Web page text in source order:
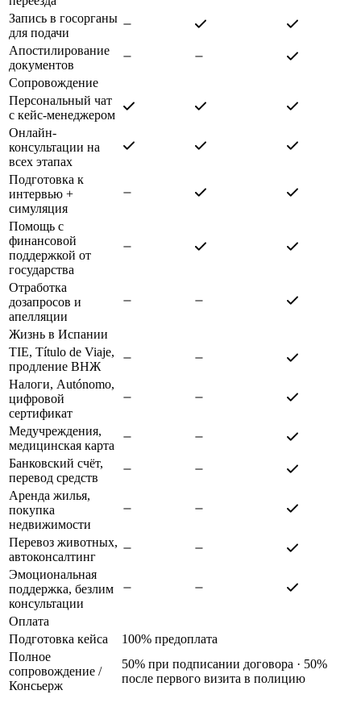
Запись в госорганы
для подачи
Апостилирование
документов
Сопровождение
Персональный чат
с кейс-менеджером
Онлайн-
консультации на
всех этапах
Подготовка к
интервью +
симуляция
Помощь с
финансовой
поддержкой от
государства
Отработка
дозапросов и
апелляции
Жизнь в Испании
TIE, Título de Viaje,
продление ВНЖ
Налоги, Autónomo,
цифровой
сертификат
Медучреждения,
медицинская карта
Банковский счёт,
перевод средств
Аренда жилья,
покупка
недвижимости
Перевоз животных,
автоконсалтинг
Эмоциональная
поддержка, безлим
консультации
Оплата
Подготовка кейса
100% предоплата
Полное
сопровождение /
Консьерж
50% при подписании договора · 50%
после первого визита в полицию